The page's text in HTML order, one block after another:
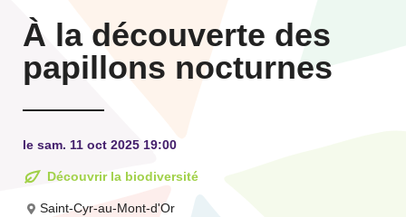
À la découverte des
papillons nocturnes
le sam. 11 oct 2025 19:00
Découvrir la biodiversité
Saint-Cyr-au-Mont-d'Or